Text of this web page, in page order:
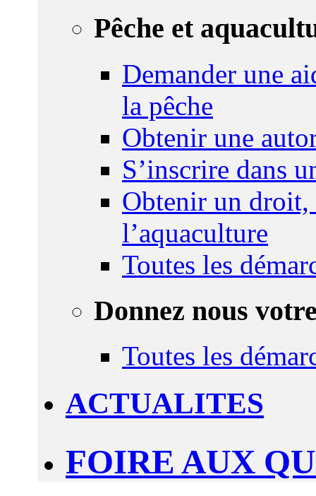
Pêche et
Demander une
la pêche
Obtenir une
S’inscrire dans
Obtenir un droit,
l’aquaculture
Toutes les
Donnez nous
Toutes les
ACTUALITES
FOIRE AUX